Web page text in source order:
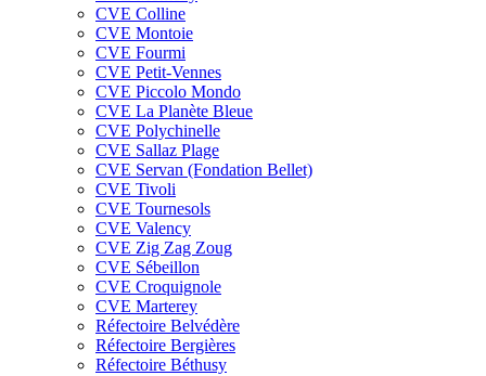
CVE Colline
CVE Montoie
CVE Fourmi
CVE Petit-Vennes
CVE Piccolo Mondo
CVE La Planète Bleue
CVE Polychinelle
CVE Sallaz Plage
CVE Servan (Fondation Bellet)
CVE Tivoli
CVE Tournesols
CVE Valency
CVE Zig Zag Zoug
CVE Sébeillon
CVE Croquignole
CVE Marterey
Réfectoire Belvédère
Réfectoire Bergières
Réfectoire Béthusy